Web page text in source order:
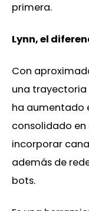
primera.
Lynn, el
Con
una trayectoria
ha aumentado
consolidado
incorporar
además de
bots.